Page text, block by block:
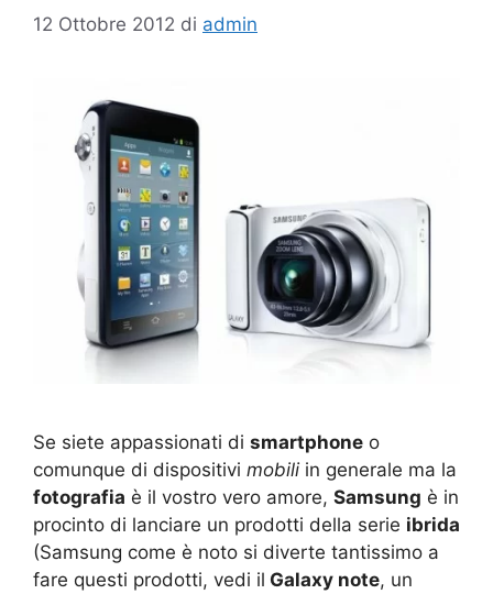
12 Ottobre 2012 di admin
Se siete appassionati di smartphone o
comunque di dispositivi mobili in generale ma la
fotografia è il vostro vero amore, Samsung è in
procinto di lanciare un prodotti della serie ibrida
(Samsung come è noto si diverte tantissimo a
fare questi prodotti, vedi il Galaxy note, un